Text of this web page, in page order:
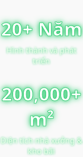
20+ Năm
Hình thành và phát
triển
200,000+
m²
Diện tích nhà xưởng &
kho bãi